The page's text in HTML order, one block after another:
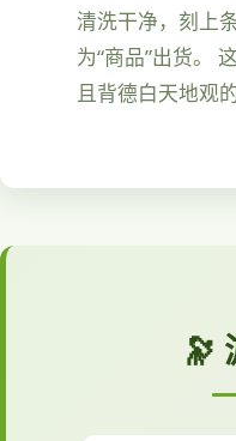
清洗干净，刻上
为“商品”出货。
且背德白天地观
🔭